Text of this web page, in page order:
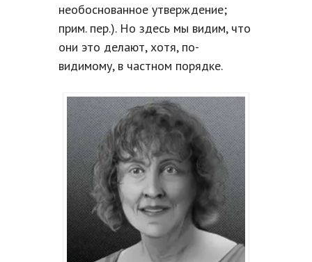
необоснованное утверждение;
прим. пер.). Но здесь мы видим, что
они это делают, хотя, по-
видимому, в частном порядке.